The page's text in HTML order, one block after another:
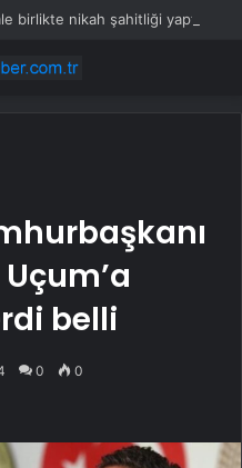
birlikte nikah şahitliği yaptı
belli
0 0